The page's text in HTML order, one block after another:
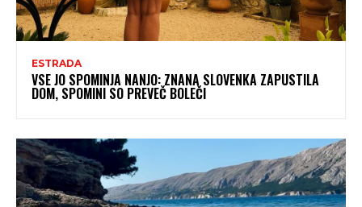
ESTRADA
VSE JO SPOMINJA NANJO: ZNANA SLOVENKA ZAPUSTILA
DOM, SPOMINI SO PREVEČ BOLEČI